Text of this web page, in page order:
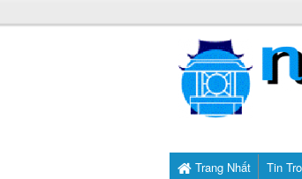
Trang Nhất
Tin